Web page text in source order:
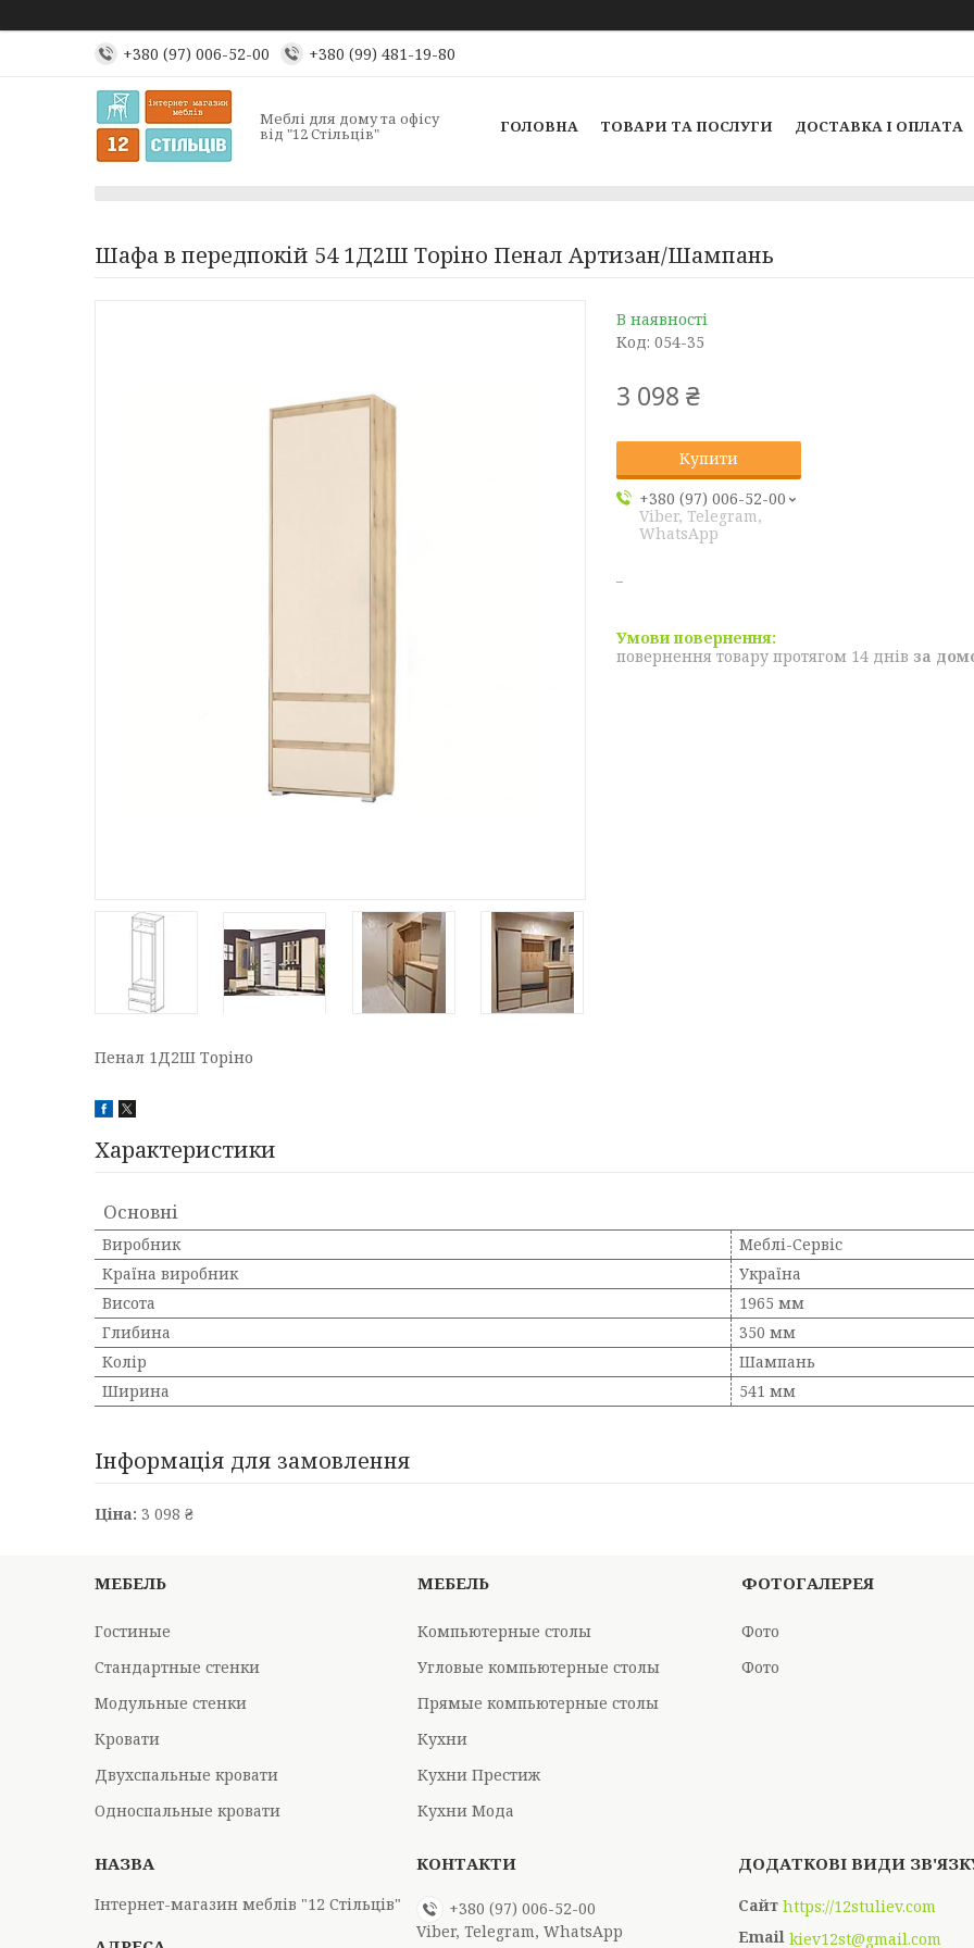
+380 (97) 006-52-00 +380 (99) 481-19-80
Меблі для дому та офісу
від "12 Стільців" ГОЛОВНА ТОВАРИ ТА ПОСЛУГИ ДОСТАВКА І ОПЛАТА
Шафа в передпокій 54 1Д2Ш Торіно Пенал Артизан/Шампань
В наявності
Код: 054-35
3 098 ₴
Купити
+380 (97) 006-52-00
Viber, Telegram,
WhatsApp
повернення товару протягом 14 днів за
Пенал 1Д2Ш Торіно
Характеристики
Основні
Виробник
Меблі-Сервіс
Країна виробник
Україна
Висота
1965 мм
Глибина
350 мм
Колір
Шампань
Ширина
541 мм
Інформація для замовлення
Ціна: 3 098 ₴
МЕБЕЛЬ
Гостиные
Стандартные стенки
Модульные стенки
Кровати
Двухспальные кровати
Односпальные кровати
МЕБЕЛЬ
Компьютерные столы
Угловые компьютерные столы
Прямые компьютерные столы
Кухни
Кухни Престиж
Кухни Мода
ФОТОГАЛЕРЕЯ
Фото
Фото
Інтернет-магазин меблів "12 Стільців"
+380 (97) 006-52-00
Viber, Telegram, WhatsApp
https://12stuliev.com
kiev12st@gmail.com